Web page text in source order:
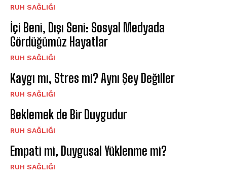
⁠RUH SAĞLIĞI
İçi Beni, Dışı Seni: Sosyal Medyada
Gördüğümüz Hayatlar
⁠RUH SAĞLIĞI
Kaygı mı, Stres mi? Aynı Şey Değiller
⁠RUH SAĞLIĞI
Beklemek de Bir Duygudur
⁠RUH SAĞLIĞI
Empati mi, Duygusal Yüklenme mi?
⁠RUH SAĞLIĞI